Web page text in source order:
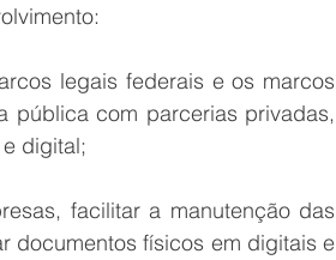
legais federais e os marcos
pública com parcerias privadas,
digital;
facilitar a manutenção das
documentos físicos em digitais e